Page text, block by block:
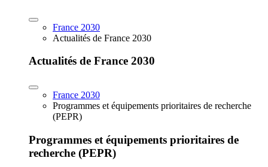
France 2030
Actualités de France 2030
Actualités de France 2030
France 2030
Programmes et équipements prioritaires de recherche
(PEPR)
Programmes et équipements prioritaires de
recherche (PEPR)